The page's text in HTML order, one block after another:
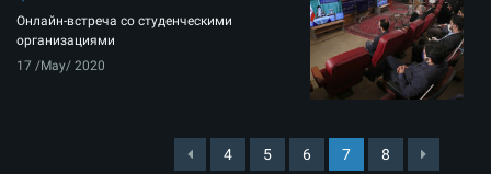
Онлайн-встреча со студенческими
организациями
17 /May/ 2020
4 5 6 7 8